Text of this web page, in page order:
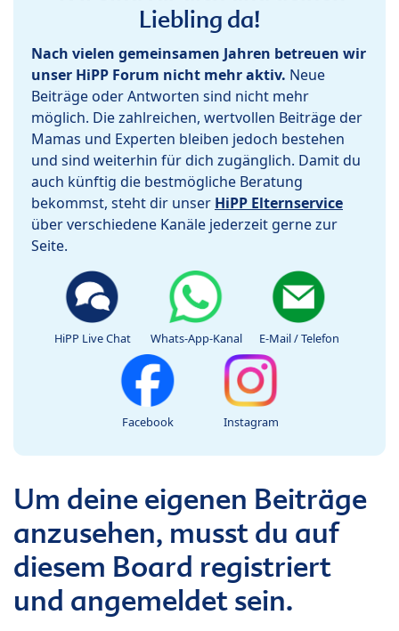
Liebling da!
Nach vielen gemeinsamen Jahren betreuen wir
unser HiPP Forum nicht mehr aktiv. Neue
Beiträge oder Antworten sind nicht mehr
möglich. Die zahlreichen, wertvollen Beiträge der
Mamas und Experten bleiben jedoch bestehen
und sind weiterhin für dich zugänglich. Damit du
auch künftig die bestmögliche Beratung
bekommst, steht dir unser HiPP Elternservice
über verschiedene Kanäle jederzeit gerne zur
Seite.
HiPP Live Chat Whats-App-Kanal E-Mail / Telefon
Facebook Instagram
Um deine eigenen Beiträge
anzusehen, musst du auf
diesem Board registriert
und angemeldet sein.